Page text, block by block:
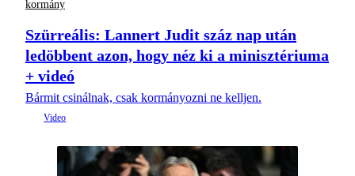
kormány
Szürreális: Lannert Judit száz nap után
ledöbbent azon, hogy néz ki a minisztériuma
+ videó
Bármit csinálnak, csak kormányozni ne kelljen.